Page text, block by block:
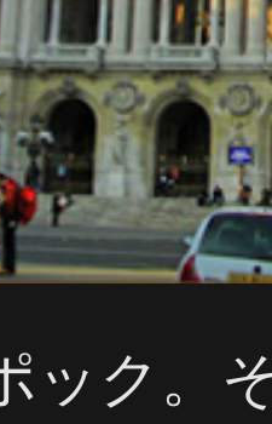
ック。